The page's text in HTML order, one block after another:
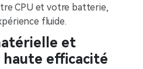
CPU et votre batterie,
fluide.
et
haute efficacité